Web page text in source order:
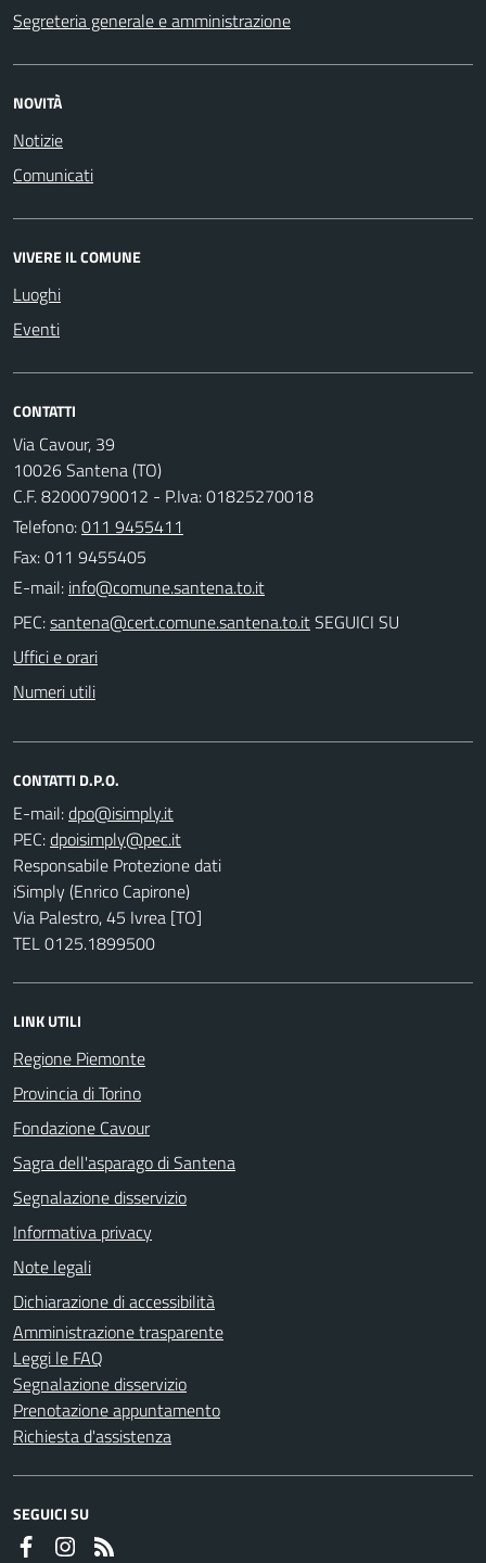
Segreteria generale e amministrazione
NOVITÀ
Notizie
Comunicati
VIVERE IL COMUNE
Luoghi
Eventi
CONTATTI
Via Cavour, 39
10026 Santena (TO)
C.F. 82000790012 - P.Iva: 01825270018
Telefono:011 9455411
Fax: 011 9455405
E-mail:
PEC:
SEGUICI SU
Uffici e orari
Numeri utili
CONTATTI D.P.O.
E-mail:
PEC:
Responsabile Protezione dati
iSimply (Enrico Capirone)
Via Palestro, 45 Ivrea [TO]
TEL 0125.1899500
LINK UTILI
Regione Piemonte
Provincia di Torino
Fondazione Cavour
Sagra dell'asparago di Santena
Segnalazione disservizio
Informativa privacy
Note legali
Dichiarazione di accessibilità
Amministrazione trasparente
Leggi le FAQ
Segnalazione disservizio
Prenotazione appuntamento
Richiesta d'assistenza
SEGUICI SU